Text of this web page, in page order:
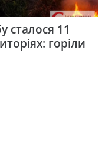
сталося 11
горіли